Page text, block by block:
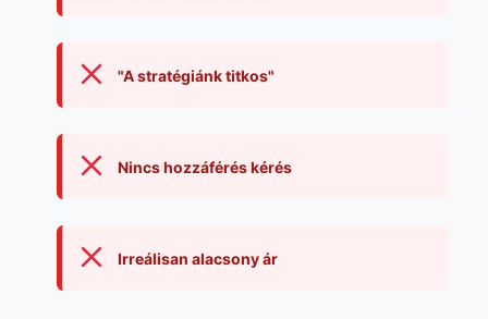
"A stratégiánk titkos"
Nincs hozzáférés kérés
Irreálisan alacsony ár